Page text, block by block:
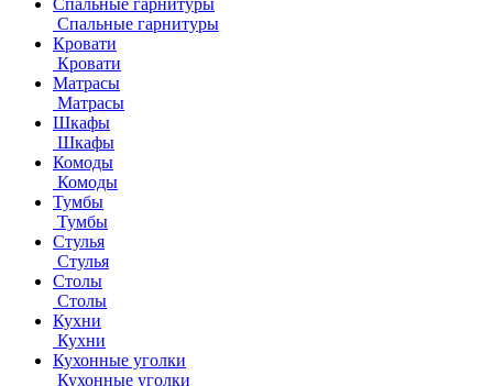
Спальные гарнитуры
Спальные гарнитуры
Кровати
Кровати
Матрасы
Матрасы
Шкафы
Шкафы
Комоды
Комоды
Тумбы
Тумбы
Стулья
Стулья
Столы
Столы
Кухни
Кухни
Кухонные уголки
Кухонные уголки